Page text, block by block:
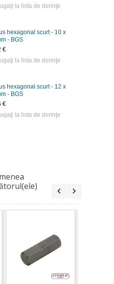
la lista de dorinţe
hexagonal scurt - 10 x
- BGS
€
la lista de dorinţe
hexagonal scurt - 12 x
- BGS
€
la lista de dorinţe